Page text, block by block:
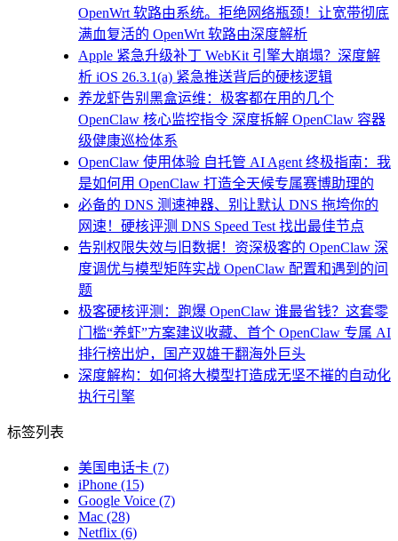
OpenWrt 软路由系统。拒绝网络瓶颈！让宽带彻底
满血复活的 OpenWrt 软路由深度解析
Apple 紧急升级补丁 WebKit 引擎大崩塌？深度解
析 iOS 26.3.1(a) 紧急推送背后的硬核逻辑
养龙虾告别黑盒运维：极客都在用的几个
OpenClaw 核心监控指令 深度拆解 OpenClaw 容器
级健康巡检体系
OpenClaw 使用体验 自托管 AI Agent 终极指南：我
是如何用 OpenClaw 打造全天候专属赛博助理的
必备的 DNS 测速神器、别让默认 DNS 拖垮你的
网速！硬核评测 DNS Speed Test 找出最佳节点
告别权限失效与旧数据！资深极客的 OpenClaw 深
度调优与模型矩阵实战 OpenClaw 配置和遇到的问
题
极客硬核评测：跑爆 OpenClaw 谁最省钱？这套零
门槛“养虾”方案建议收藏、首个 OpenClaw 专属 AI
排行榜出炉，国产双雄干翻海外巨头
深度解构：如何将大模型打造成无坚不摧的自动化
执行引擎
标签列表
美国电话卡 (7)
iPhone (15)
Google Voice (7)
Mac (28)
Netflix (6)